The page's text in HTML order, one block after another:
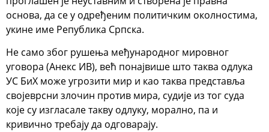
основа, да се у одређеним политичким околностима,
укине име Република Српска.
Не само због рушења међународног мировног
уговора (Анекс ИВ), већ понајвише што таква одлука
УС БиХ може угрозити мир и као таква представља
својеврсни злочин против мира, судије из тог суда
које су изгласале такву одлуку, морално, па и
кривично требају да одговарају.